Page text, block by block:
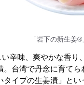
「岩下の新生姜
辛味、爽やかな香
。台湾で丹念に育て
イプの生姜漬」と